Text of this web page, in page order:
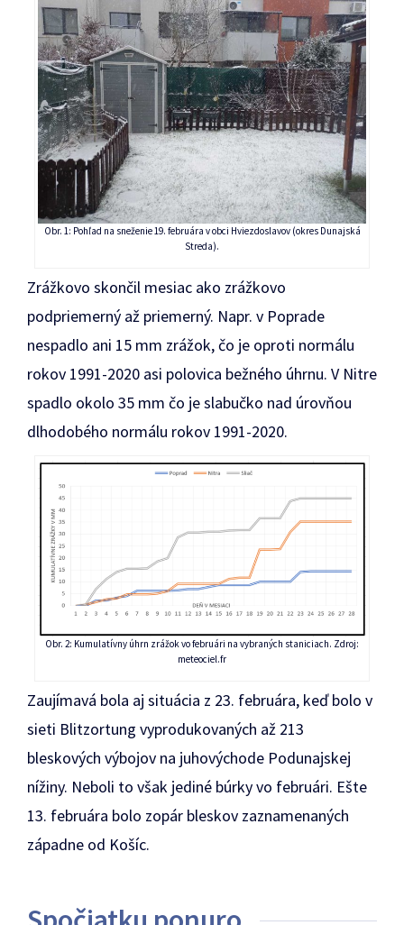
Obr. 1: Pohľad na sneženie 19. februára v obci Hviezdoslavov (okres Dunajská
Streda).
Zrážkovo skončil mesiac ako zrážkovo
podpriemerný až priemerný. Napr. v Poprade
nespadlo ani 15 mm zrážok, čo je oproti normálu
rokov 1991-2020 asi polovica bežného úhrnu. V Nitre
spadlo okolo 35 mm čo je slabučko nad úrovňou
dlhodobého normálu rokov 1991-2020.
Obr. 2: Kumulatívny úhrn zrážok vo februári na vybraných staniciach. Zdroj:
meteociel.fr
Zaujímavá bola aj situácia z 23. februára, keď bolo v
sieti Blitzortung vyprodukovaných až 213
bleskových výbojov na juhovýchode Podunajskej
nížiny. Neboli to však jediné búrky vo februári. Ešte
13. februára bolo zopár bleskov zaznamenaných
západne od Košíc.